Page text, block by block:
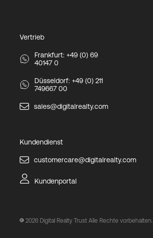
Vertrieb
Frankfurt: +49 (0) 69
40147 0
Düsseldorf: +49 (0) 211
749667 00
sales@digitalrealty.com
Kundendienst
customercare@digitalrealty.com
Kundenportal
2026 Digital Realty Trust Alle Rechte vorbehalten.